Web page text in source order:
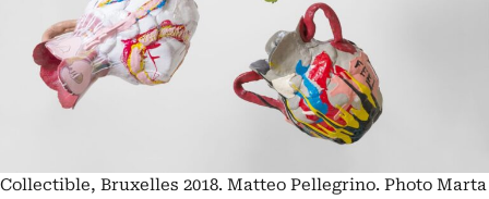
Collectible, Bruxelles 2018. Matteo Pellegrino. Photo Marta